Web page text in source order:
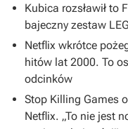
Kubica rozsławił to
bajeczny zestaw
Netflix wkrótce
hitów lat 2000. To
odcinków
Stop Killing Games
Netflix. „To nie jest